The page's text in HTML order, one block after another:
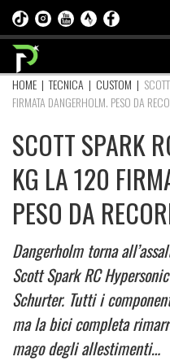
HOME |TECNICA | CUSTOM |
FIRMATA DANGERHOLM. PESO DA
SCOTT SPARK
KG LA 120
PESO DA
Dangerholm torna
Scott Spark RC
Schurter. Tutti i
ma la bici completa
mago degli allestimenti…